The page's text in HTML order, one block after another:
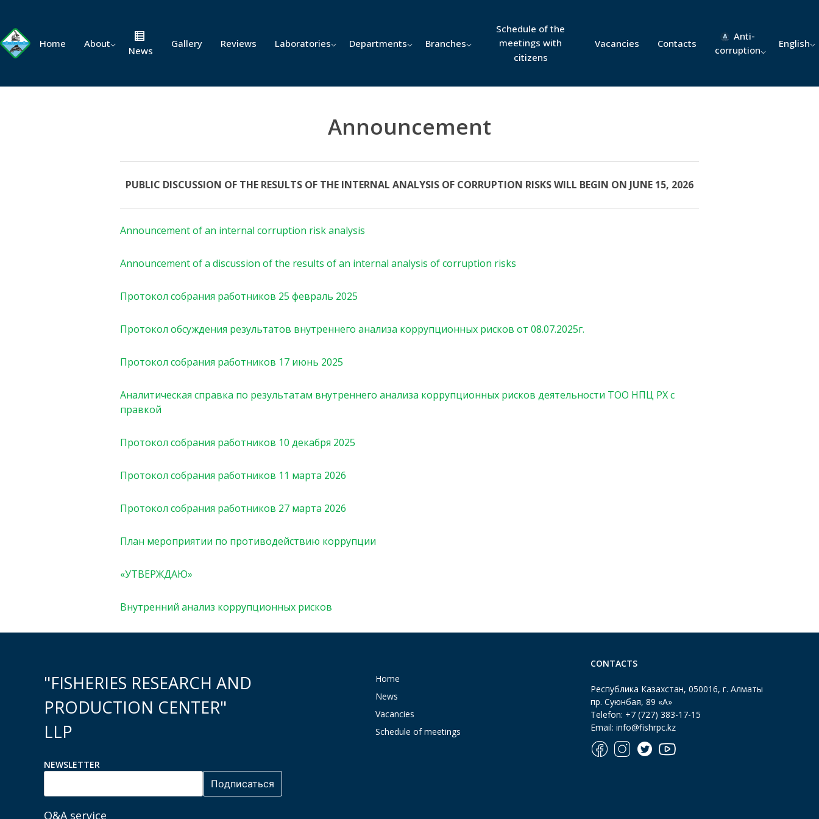
Home About
News
Gallery Reviews Laboratories Departments Branches
Schedule of the
meetings with
citizens
Vacancies Contacts
Anti-
corruption
English
Announcement
PUBLIC DISCUSSION OF THE RESULTS OF THE INTERNAL ANALYSIS OF CORRUPTION RISKS WILL BEGIN ON JUNE 15, 2026
Announcement of an internal corruption risk analysis
Announcement of a discussion of the results of an internal analysis of corruption risks
Протокол собрания работников 25 февраль 2025
Протокол обсуждения результатов внутреннего анализа коррупционных рисков от 08.07.2025г.
Протокол собрания работников 17 июнь 2025
Аналитическая справка по результатам внутреннего анализа коррупционных рисков деятельности ТОО НПЦ РХ с
правкой
Протокол собрания работников 10 декабря 2025
Протокол собрания работников 11 марта 2026
Протокол собрания работников 27 марта 2026
План мероприятии по противодействию коррупции
«УТВЕРЖДАЮ»
Внутренний анализ коррупционных рисков
"FISHERIES RESEARCH AND
PRODUCTION CENTER"
LLP
Home
News
Vacancies
Schedule of meetings
CONTACTS
Республика Казахстан, 050016, г. Алматы
пр. Суюнбая, 89 «А»
Тelefon: +7 (727) 383-17-15
Email: info@fishrpc.kz
NEWSLETTER
Q&A service